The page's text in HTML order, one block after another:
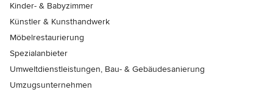
Kinder- & Babyzimmer
Künstler & Kunsthandwerk
Möbelrestaurierung
Spezialanbieter
Umweltdienstleistungen, Bau- & Gebäudesanierung
Umzugsunternehmen